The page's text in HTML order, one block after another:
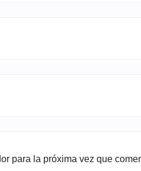
para la próxima vez que